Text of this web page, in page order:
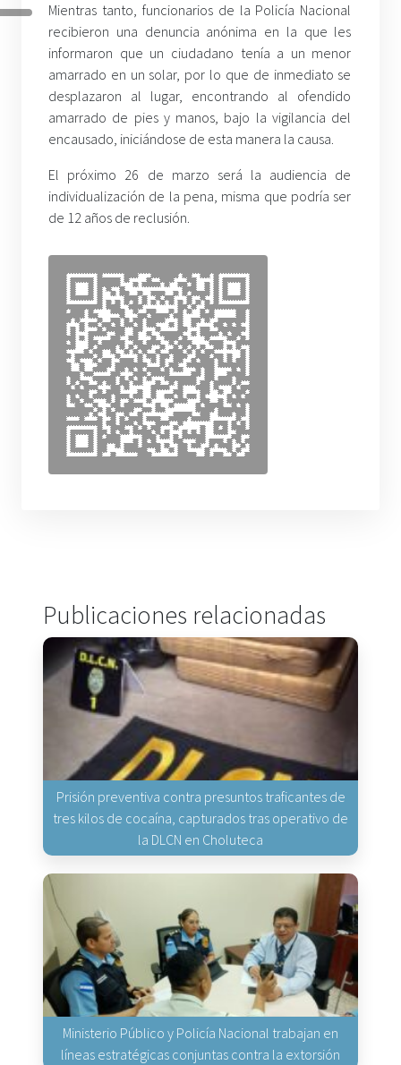
Mientras tanto, funcionarios de la Policía Nacional
recibieron una denuncia anónima en la que les
informaron que un ciudadano tenía a un menor
amarrado en un solar, por lo que de inmediato se
desplazaron al lugar, encontrando al ofendido
amarrado de pies y manos, bajo la vigilancia del
encausado, iniciándose de esta manera la causa.
El próximo 26 de marzo será la audiencia de
individualización de la pena, misma que podría ser
de 12 años de reclusión.
Publicaciones relacionadas
Prisión preventiva contra presuntos traficantes de
tres kilos de cocaína, capturados tras operativo de
la DLCN en Choluteca
Ministerio Público y Policía Nacional trabajan en
líneas estratégicas conjuntas contra la extorsión